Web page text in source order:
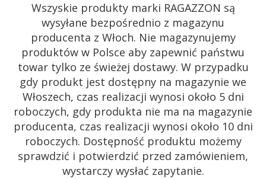
Wszyskie produkty marki RAGAZZON są
wysyłane bezpośrednio z magazynu
producenta z Włoch. Nie magazynujemy
produktów w Polsce aby zapewnić państwu
towar tylko ze świeżej dostawy. W przypadku
gdy produkt jest dostępny na magazynie we
Włoszech, czas realizacji wynosi około 5 dni
roboczych, gdy produkta nie ma na magazynie
producenta, czas realizacji wynosi około 10 dni
roboczych. Dostępność produktu możemy
sprawdzić i potwierdzić przed zamówieniem,
wystarczy wysłać zapytanie.